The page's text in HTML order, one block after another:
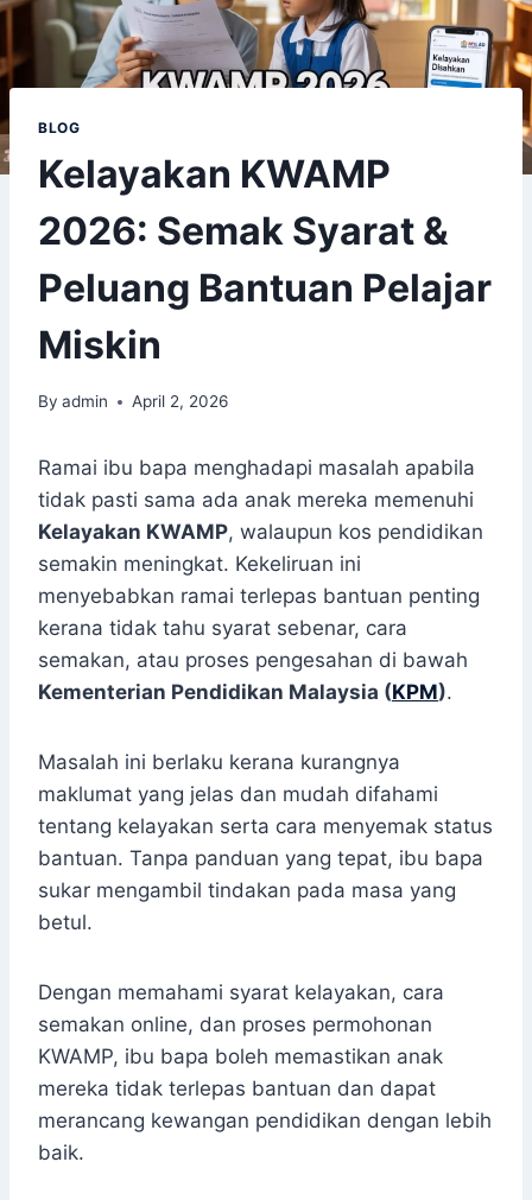
BLOG
Kelayakan KWAMP
2026: Semak Syarat &
Peluang Bantuan Pelajar
Miskin
By admin April 2, 2026
Ramai ibu bapa menghadapi masalah apabila
tidak pasti sama ada anak mereka memenuhi
Kelayakan KWAMP, walaupun kos pendidikan
semakin meningkat. Kekeliruan ini
menyebabkan ramai terlepas bantuan penting
kerana tidak tahu syarat sebenar, cara
semakan, atau proses pengesahan di bawah
Kementerian Pendidikan Malaysia (KPM).
Masalah ini berlaku kerana kurangnya
maklumat yang jelas dan mudah difahami
tentang kelayakan serta cara menyemak status
bantuan. Tanpa panduan yang tepat, ibu bapa
sukar mengambil tindakan pada masa yang
betul.
Dengan memahami syarat kelayakan, cara
semakan online, dan proses permohonan
KWAMP, ibu bapa boleh memastikan anak
mereka tidak terlepas bantuan dan dapat
merancang kewangan pendidikan dengan lebih
baik.